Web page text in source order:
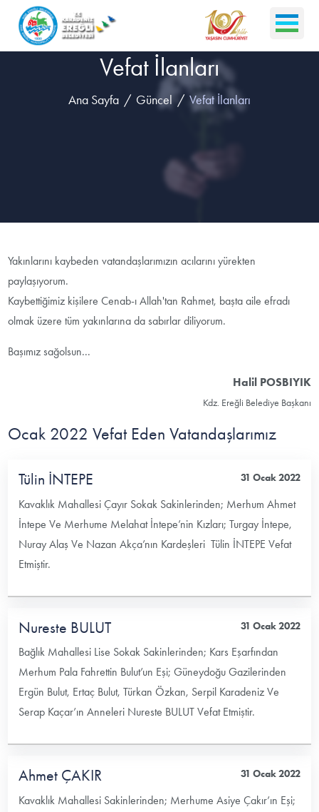
Vefat İlanları
Ana Sayfa Güncel Vefat İlanları
Yakınlarını kaybeden vatandaşlarımızın acılarını yürekten
paylaşıyorum.
Kaybettiğimiz kişilere Cenab-ı Allah'tan Rahmet, başta aile efradı
olmak üzere tüm yakınlarına da sabırlar diliyorum.
Başımız sağolsun...
Halil POSBIYIK
Kdz. Ereğli Belediye Başkanı
Ocak 2022 Vefat Eden Vatandaşlarımız
Tülin İNTEPE 31 Ocak 2022
Kavaklık Mahallesi Çayır Sokak Sakinlerinden; Merhum Ahmet
İntepe Ve Merhume Melahat İntepe’nin Kızları; Turgay İntepe,
Nuray Alaş Ve Nazan Akça’nın Kardeşleri Tülin İNTEPE Vefat
Etmiştir.
Nureste BULUT 31 Ocak 2022
Bağlık Mahallesi Lise Sokak Sakinlerinden; Kars Eşarfından
Merhum Pala Fahrettin Bulut’un Eşi; Güneydoğu Gazilerinden
Ergün Bulut, Ertaç Bulut, Türkan Özkan, Serpil Karadeniz Ve
Serap Kaçar’ın Anneleri Nureste BULUT Vefat Etmiştir.
Ahmet ÇAKIR 31 Ocak 2022
Kavaklık Mahallesi Sakinlerinden; Merhume Asiye Çakır’ın Eşi;